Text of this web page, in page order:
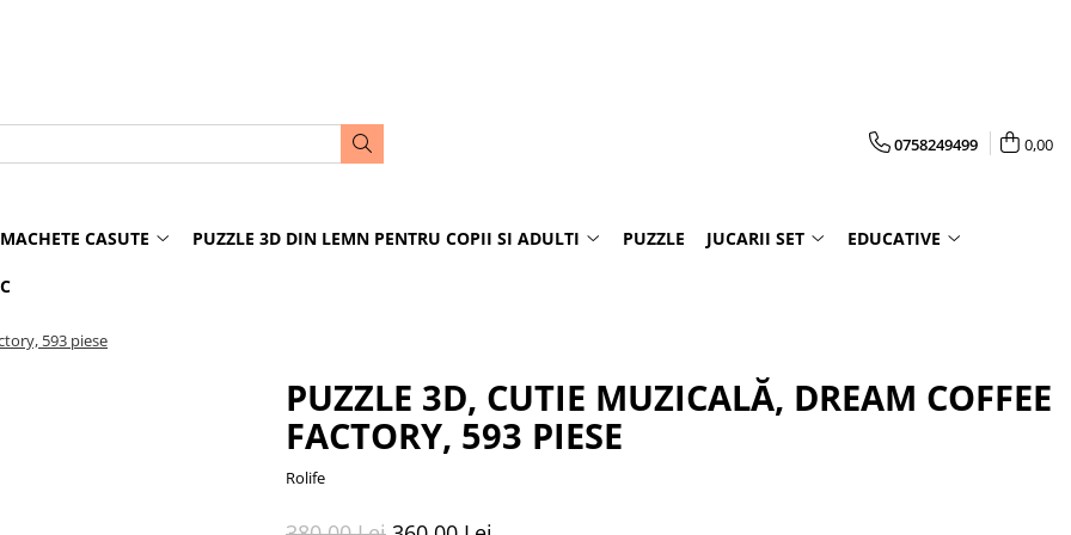
0758249499 0,00
MACHETE CASUTE PUZZLE 3D DIN LEMN PENTRU COPII SI ADULTI PUZZLE JUCARII SET EDUCATIVE
593 piese
PUZZLE 3D, CUTIE MUZICALĂ, DREAM COFFEE
FACTORY, 593 PIESE
Rolife